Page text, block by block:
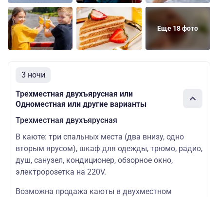
Средняя
Двухместная
одноярусная
Основных
мест: 2
37700
скидкой:
35815
34000
Шлюпочная
Двухместная
одноярусная
Основных
мест: 2
Цена со
Еще 18 фото
3 ночи
Трехместная двухъярусная или
Одноместная или другие варианты
Трехместная двухъярусная
В каюте: три спальных места (два внизу, одно
вторым ярусом), шкаф для одежды, трюмо, радио,
душ, санузел, кондиционер, обзорное окно,
электророзетка на 220V.
Возможна продажа каюты в двухместном